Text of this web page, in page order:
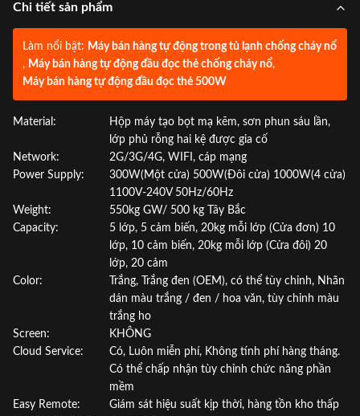
Chi tiết sản phẩm
Làm nổi bật: Máy bán hàng tự động trong tủ lạnh chống cháy nổ
, Máy bán hàng tự động đầu đọc thẻ chống cháy nổ,
Máy bán hàng tự động đầu đọc thẻ 500W
Material:
Hộp máy tạo bọt mạ kẽm, sơn phun sáu lần,
lớp phủ rỗng hai kệ được gia cố
Network:
2G/3G/4G, WIFI, cáp mạng
Power Supply:
300W(Một cửa) 500W(Đôi cửa) 1000W(4 cửa)
1100V-240V 50Hz/60Hz
Weight:
550kg GW/ 500 kg Tây Bắc
Capacity:
5 lớp, 5 cảm biến, 20kg mỗi lớp (Cửa đơn) 10
lớp, 10 cảm biến, 20kg mỗi lớp (Cửa đôi) 20
lớp, 20 cảm
Color:
Trắng, Trắng đen (OEM), có thể tùy chỉnh, Nhãn
dán màu trắng / đen / hoa văn, tùy chỉnh màu
trắng ho
Screen:
KHÔNG
Cloud Service:
Có, Luôn miễn phí, Không tính phí hàng tháng.
Có thể chấp nhận tùy chỉnh chức năng phần
mềm
Easy Remote:
Giám sát hiệu suất kịp thời, hàng tồn kho thấp